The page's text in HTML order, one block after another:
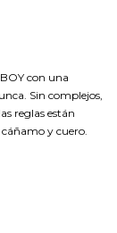
con una
Sin complejos,
reglas están
y cuero.